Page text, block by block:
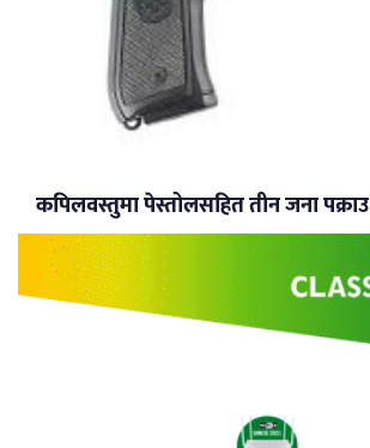
कपिलवस्तुमा पेस्तोलसहित तीन जना पक्राउ